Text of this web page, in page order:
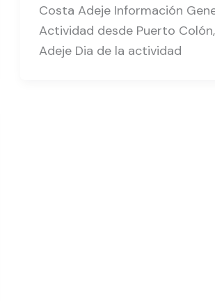
Costa Adeje Información
Actividad desde Puerto
Adeje Dia de la actividad